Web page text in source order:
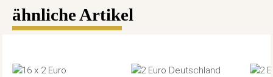
ähnliche Artikel